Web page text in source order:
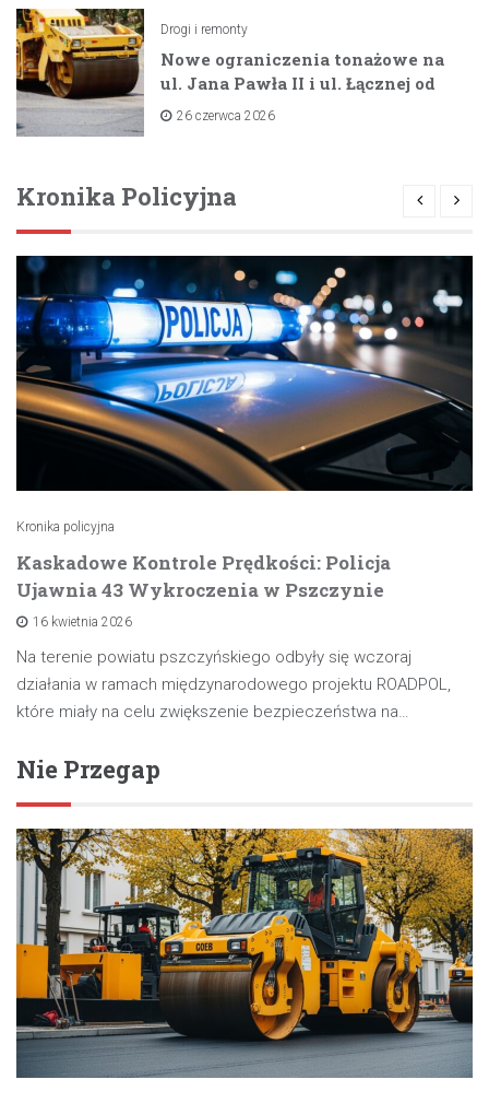
Drogi i remonty
Nowe ograniczenia tonażowe na
ul. Jana Pawła II i ul. Łącznej od
lipca 2026 roku
26 czerwca 2026
Kronika Policyjna
Kronika policyjna
Kaskadowe Kontrole Prędkości: Policja
Ujawnia 43 Wykroczenia w Pszczynie
16 kwietnia 2026
Na terenie powiatu pszczyńskiego odbyły się wczoraj
działania w ramach międzynarodowego projektu ROADPOL,
które miały na celu zwiększenie bezpieczeństwa na…
Nie Przegap